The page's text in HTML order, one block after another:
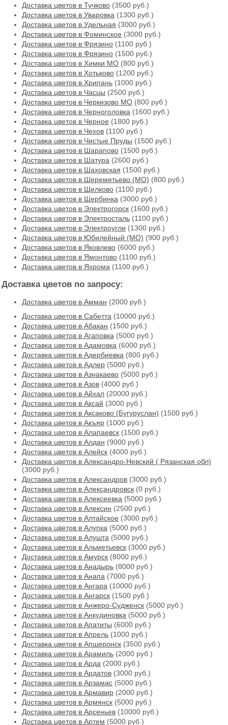
Доставка цветов в Тучково (3500 руб.)
Доставка цветов в Уваровка (1300 руб.)
Доставка цветов в Удельная (3000 руб.)
Доставка цветов в Фоминское (3000 руб.)
Доставка цветов в Фрязино (1100 руб.)
Доставка цветов в Фрязино (1500 руб.)
Доставка цветов в Химки МО (800 руб.)
Доставка цветов в Хотьково (1200 руб.)
Доставка цветов в Хрипань (1000 руб.)
Доставка цветов в Часцы (2500 руб.)
Доставка цветов в Черкизово МО (800 руб.)
Доставка цветов в Черноголовка (1600 руб.)
Доставка цветов в Черное (1800 руб.)
Доставка цветов в Чехов (1100 руб.)
Доставка цветов в Чистые Пруды (1500 руб.)
Доставка цветов в Шарапово (1500 руб.)
Доставка цветов в Шатура (2600 руб.)
Доставка цветов в Шаховская (1500 руб.)
Доставка цветов в Шереметьево (МО) (800 руб.)
Доставка цветов в Щелково (1100 руб.)
Доставка цветов в Щербинка (3000 руб.)
Доставка цветов в Электрогорск (1600 руб.)
Доставка цветов в Электросталь (1100 руб.)
Доставка цветов в Электроугли (1300 руб.)
Доставка цветов в Юбилейный (МО) (900 руб.)
Доставка цветов в Яковлево (6000 руб.)
Доставка цветов в Ямонтово (1100 руб.)
Доставка цветов в Яхрома (1100 руб.)
Доставка цветов по запросу:
Доставка цветов в Амман (2000 руб.)
Доставка цветов в Cабетта (10000 руб.)
Доставка цветов в Абакан (1500 руб.)
Доставка цветов в Агаповка (5000 руб.)
Доставка цветов в Адамовка (6000 руб.)
Доставка цветов в Адербиевка (800 руб.)
Доставка цветов в Адлер (5000 руб.)
Доставка цветов в Азнакаево (5000 руб.)
Доставка цветов в Азов (4000 руб.)
Доставка цветов в Айхал (20000 руб.)
Доставка цветов в Аксай (3000 руб.)
Доставка цветов в Аксаково (Бугуруслан) (1500 руб.)
Доставка цветов в Акъяр (1000 руб.)
Доставка цветов в Алапаевск (1500 руб.)
Доставка цветов в Алдан (9000 руб.)
Доставка цветов в Алейск (4000 руб.)
Доставка цветов в Александро-Невский ( Рязанская обл)
(3000 руб.)
Доставка цветов в Александров (3000 руб.)
Доставка цветов в Александровск (0 руб.)
Доставка цветов в Алексеевка (5000 руб.)
Доставка цветов в Алексин (2500 руб.)
Доставка цветов в Алтайское (3000 руб.)
Доставка цветов в Алупка (5000 руб.)
Доставка цветов в Алушта (5000 руб.)
Доставка цветов в Альметьевск (3000 руб.)
Доставка цветов в Амурск (8000 руб.)
Доставка цветов в Анадырь (8000 руб.)
Доставка цветов в Анапа (7000 руб.)
Доставка цветов в Ангара (10000 руб.)
Доставка цветов в Ангарск (1500 руб.)
Доставка цветов в Анжеро-Судженск (5000 руб.)
Доставка цветов в Анкудиновка (5000 руб.)
Доставка цветов в Апатиты (6000 руб.)
Доставка цветов в Апрель (1000 руб.)
Доставка цветов в Апшеронск (3500 руб.)
Доставка цветов в Арамиль (2000 руб.)
Доставка цветов в Арда (2000 руб.)
Доставка цветов в Ардатов (3000 руб.)
Доставка цветов в Арзамас (5000 руб.)
Доставка цветов в Армавир (2000 руб.)
Доставка цветов в Армянск (5000 руб.)
Доставка цветов в Арсеньев (10000 руб.)
Доставка цветов в Артем (5000 руб.)